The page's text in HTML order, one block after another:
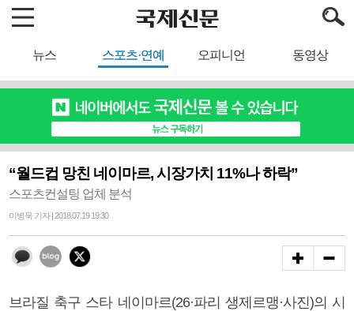
뉴스 스포츠·연예 오피니언 동영상
“월드컵 망친 네이마르, 시장가치 11%나 하락”
스포츠컨설팅 업체 분석
이병욱 기자 | 2018.07.19 19:30
브라질 축구 스타 네이마르(26·파리 생제르맹·사진)의 시